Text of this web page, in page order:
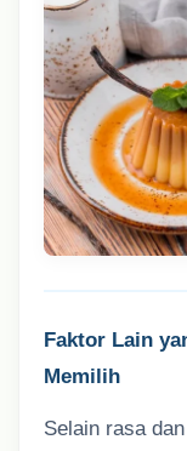
Faktor Lain
Memilih
Selain rasa